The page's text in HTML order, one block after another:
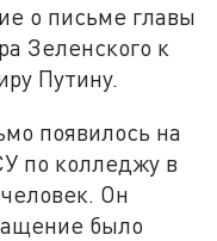
о письме главы
Зеленского к
Путину.
появилось на
по колледжу в
Он
было